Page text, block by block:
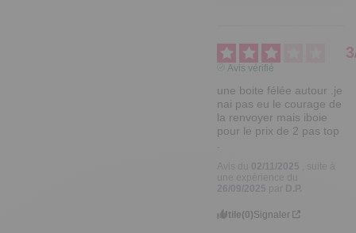
3
Avis vérifié
une boite félée autour .je
nai pas eu le courage de
la renvoyer mais iboie
pour le prix de 2 pas top
02/11/2025
26/09/2025
par D.P.
Utile(0)Signaler